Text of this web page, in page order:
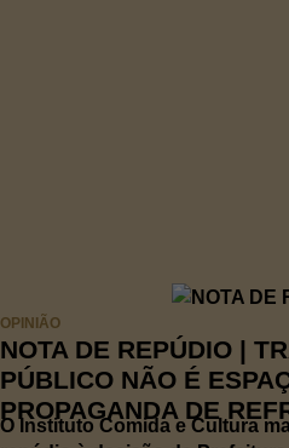
OPINIÃO
NOTA DE REPÚDIO |
PÚBLICO NÃO É
PROPAGANDA DE
O Instituto Comida e Cultura